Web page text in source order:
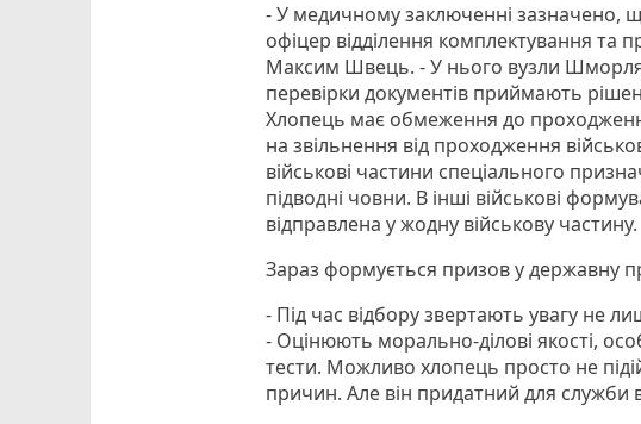
- У медичному заключенні зазначено,
офіцер відділення комплектування та
Максим Швець. - У нього вузли Шморля.
перевірки документів приймають
Хлопець має обмеження до
на звільнення від проходження
військові частини спеціального
підводні човни. В інші військові
відправлена у жодну військову частину.
Зараз формується призов у державну
- Під час відбору звертають увагу не
- Оцінюють морально-ділові якості,
тести. Можливо хлопець просто не
причин. Але він придатний для служби